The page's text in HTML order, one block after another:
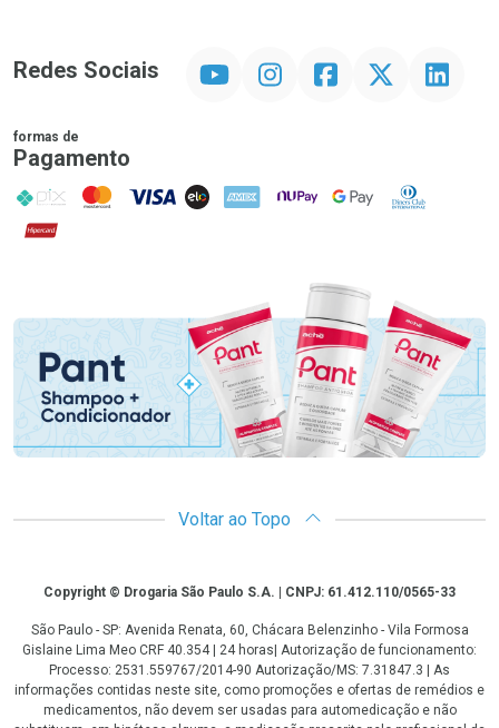
Redes Sociais InstagramFacebook Linkedin
formas de
Pagamento
PIX MasterCard
VISA ELO AMEX NuPay Google PayDiners Club
Hipercard
Promoção em Destaque
Voltar ao Topo
CopyrightCopyright © Drogaria São Paulo S.A. | CNPJ: 61.412.110/0565-33
São Paulo - SP: Avenida Renata, 60, Chácara Belenzinho - Vila Formosa
Gislaine Lima Meo CRF 40.354 | 24 horas| Autorização de funcionamento:
Processo: 2531.559767/2014-90 Autorização/MS: 7.31847.3 | As
informações contidas neste site, como promoções e ofertas de remédios e
medicamentos, não devem ser usadas para automedicação e não